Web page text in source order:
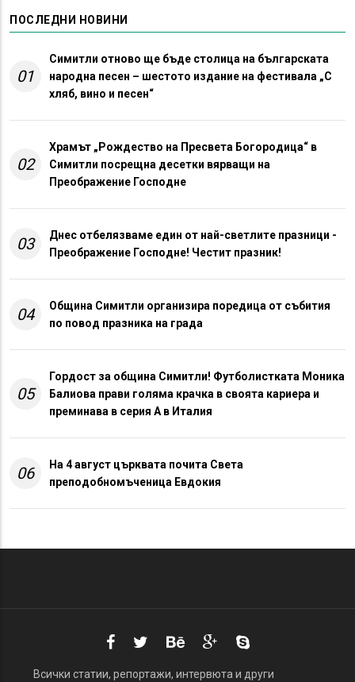
ПОСЛЕДНИ НОВИНИ
01
Симитли отново ще бъде столица на българската
народна песен – шестото издание на фестивала „С
хляб, вино и песен“
02
Храмът „Рождество на Пресвета Богородица“ в
Симитли посрещна десетки вярващи на
Преображение Господне
03
Днес отбелязваме един от най-светлите празници -
Преображение Господне! Честит празник!
04
Община Симитли организира поредица от събития
по повод празника на града
05
Гордост за община Симитли! Футболистката Моника
Балиова прави голяма крачка в своята кариера и
преминава в серия А в Италия
06
На 4 август църквата почита Света
преподобномъченица Евдокия
Всички статии, репортажи, интервюта и други